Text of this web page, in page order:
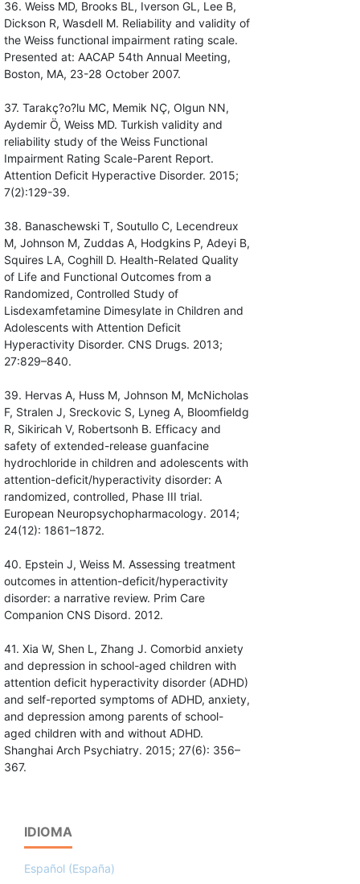
36. Weiss MD, Brooks BL, Iverson GL, Lee B,
Dickson R, Wasdell M. Reliability and validity of
the Weiss functional impairment rating scale.
Presented at: AACAP 54th Annual Meeting,
Boston, MA, 23-28 October 2007.
37. Tarakç?o?lu MC, Memik NÇ, Olgun NN,
Aydemir Ö, Weiss MD. Turkish validity and
reliability study of the Weiss Functional
Impairment Rating Scale-Parent Report.
Attention Deficit Hyperactive Disorder. 2015;
7(2):129-39.
38. Banaschewski T, Soutullo C, Lecendreux
M, Johnson M, Zuddas A, Hodgkins P, Adeyi B,
Squires LA, Coghill D. Health-Related Quality
of Life and Functional Outcomes from a
Randomized, Controlled Study of
Lisdexamfetamine Dimesylate in Children and
Adolescents with Attention Deficit
Hyperactivity Disorder. CNS Drugs. 2013;
27:829–840.
39. Hervas A, Huss M, Johnson M, McNicholas
F, Stralen J, Sreckovic S, Lyneg A, Bloomfieldg
R, Sikiricah V, Robertsonh B. Efficacy and
safety of extended-release guanfacine
hydrochloride in children and adolescents with
attention-deficit/hyperactivity disorder: A
randomized, controlled, Phase III trial.
European Neuropsychopharmacology. 2014;
24(12): 1861–1872.
40. Epstein J, Weiss M. Assessing treatment
outcomes in attention-deficit/hyperactivity
disorder: a narrative review. Prim Care
Companion CNS Disord. 2012.
41. Xia W, Shen L, Zhang J. Comorbid anxiety
and depression in school-aged children with
attention deficit hyperactivity disorder (ADHD)
and self-reported symptoms of ADHD, anxiety,
and depression among parents of school-
aged children with and without ADHD.
Shanghai Arch Psychiatry. 2015; 27(6): 356–
367.
IDIOMA
Español (España)